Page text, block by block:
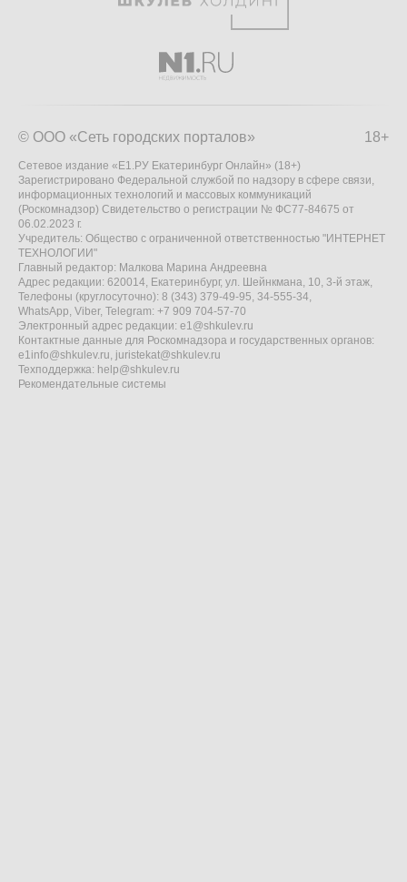
18+
© ООО «Сеть городских порталов»
Сетевое издание «Е1.РУ Екатеринбург Онлайн» (18+)
Зарегистрировано Федеральной службой по надзору в сфере связи,
информационных технологий и массовых коммуникаций
(Роскомнадзор) Свидетельство о регистрации № ФС77-84675 от
06.02.2023 г.
Учредитель: Общество с ограниченной ответственностью "ИНТЕРНЕТ
ТЕХНОЛОГИИ"
Главный редактор: Малкова Марина Андреевна
Адрес редакции: 620014, Екатеринбург, ул. Шейнкмана, 10, 3-й этаж,
Телефоны (круглосуточно): 8 (343) 379-49-95, 34-555-34,
WhatsApp, Viber, Telegram: +7 909 704-57-70
Электронный адрес редакции: e1@shkulev.ru
Контактные данные для Роскомнадзора и государственных органов:
e1info@shkulev.ru, juristekat@shkulev.ru
Техподдержка: help@shkulev.ru
Рекомендательные системы